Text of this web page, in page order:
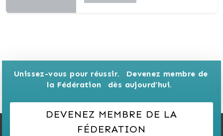
Unissez-vous pour réussir.
Devenez membre de
la Fédération
dès aujourd’hui.
DEVENEZ MEMBRE DE LA
FÉDERATION